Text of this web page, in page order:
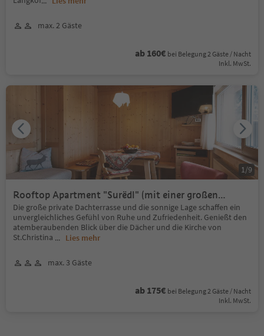
max. 2 Gäste
ab 160€ bei Belegung 2 Gäste / Nacht
Inkl. MwSt.
Rooftop Apartment "Surëdl" (mit einer großen
privaten Dachterrasse)
Die große private Dachterrasse und die sonnige Lage schaffen ein
unvergleichliches Gefühl von Ruhe und Zufriedenheit. Genießt den
atemberaubenden Blick über die Dächer und die Kirche von
St.Christina ... Lies mehr
max. 3 Gäste
ab 175€ bei Belegung 2 Gäste / Nacht
Inkl. MwSt.
1/9